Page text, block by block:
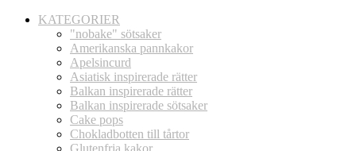
KATEGORIER
"nobake" sötsaker
Amerikanska pannkakor
Apelsincurd
Asiatisk inspirerade rätter
Balkan inspirerade rätter
Balkan inspirerade sötsaker
Cake pops
Chokladbotten till tårtor
Glutenfria kakor